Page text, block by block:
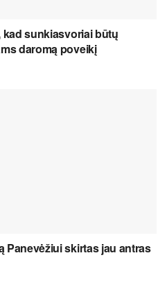
sunkiasvoriai būtų
daromą poveikį
Panevėžiui skirtas jau antras